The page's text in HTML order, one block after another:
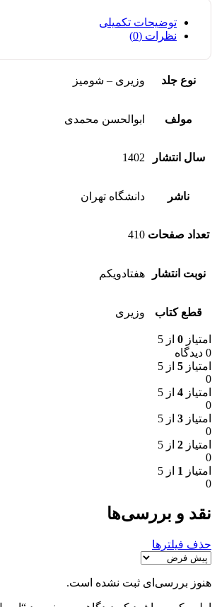
توضیحات تکمیلی
نظرات (0)
نوع جلد وزیری – شومیز
مولف ابوالحسن محمدی
سال انتشار 1402
ناشر دانشگاه تهران
تعداد صفحات 410
نوبت انتشار هفتادویکم
قطع کتاب وزیری
امتیاز 0 از 5
0 دیدگاه
امتیاز 5 از 5
0
امتیاز 4 از 5
0
امتیاز 3 از 5
0
امتیاز 2 از 5
0
امتیاز 1 از 5
0
نقد و بررسی‌ها
حذف فیلترها
هنوز بررسی‌ای ثبت نشده است.